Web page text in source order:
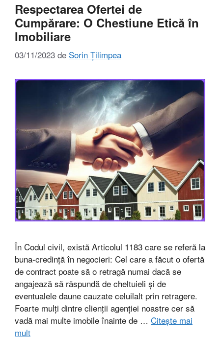
Respectarea Ofertei de
Cumpărare: O Chestiune Etică în
Imobiliare
03/11/2023 de Sorin Țilimpea
În Codul civil, există Articolul 1183 care se referă la
buna-credință în negocieri: Cel care a făcut o ofertă
de contract poate să o retragă numai dacă se
angajează să răspundă de cheltuieli și de
eventualele daune cauzate celuilalt prin retragere.
Foarte mulți dintre clienții agenției noastre cer să
vadă mai multe imobile înainte de … Citește mai
mult